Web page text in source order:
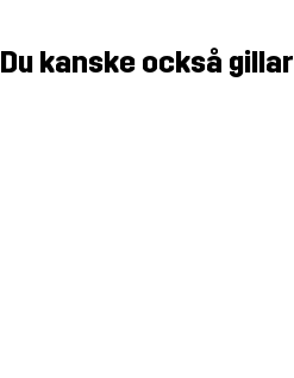
Du kanske också gillar